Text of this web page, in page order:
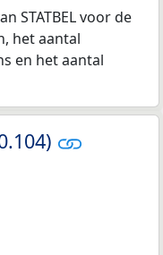
STATBEL voor de
het aantal
en het aantal